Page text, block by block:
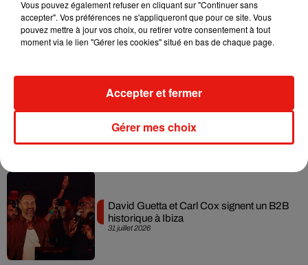
3 août 2026
Fred again.. et Latin Mafia dévoilent enfin
leur mixtape créée en...
Swedish House Mafia et Lykke Li
dévoilent « Happiness Is So Sad »
31 juillet 2026
David Guetta et Carl Cox signent un B2B
historique à Ibiza
Vous pouvez également refuser en cliquant sur "Continuer sans
accepter". Vos préférences ne s'appliqueront que pour ce site. Vous
pouvez mettre à jour vos choix, ou retirer votre consentement à tout
moment via le lien "Gérer les cookies" situé en bas de chaque page.
Gérer mes choix
Accepter et fermer